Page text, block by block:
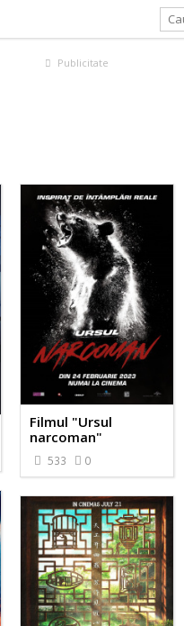
Publicitate
Filmul "Ursul
narcoman"
533 0